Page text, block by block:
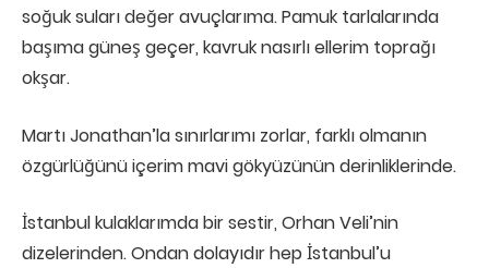
soğuk suları değer avuçlarıma. Pamuk tarlalarında
başıma güneş geçer, kavruk nasırlı ellerim toprağı
okşar.
Martı Jonathan’la sınırlarımı zorlar, farklı olmanın
özgürlüğünü içerim mavi gökyüzünün derinliklerinde.
İstanbul kulaklarımda bir sestir, Orhan Veli’nin
dizelerinden. Ondan dolayıdır hep İstanbul’u